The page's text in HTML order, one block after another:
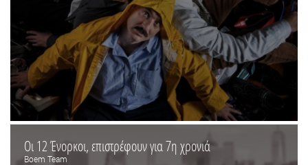
Οι 12 Ένορκοι, επιστρέφουν για 7η χρονιά
Boem Team